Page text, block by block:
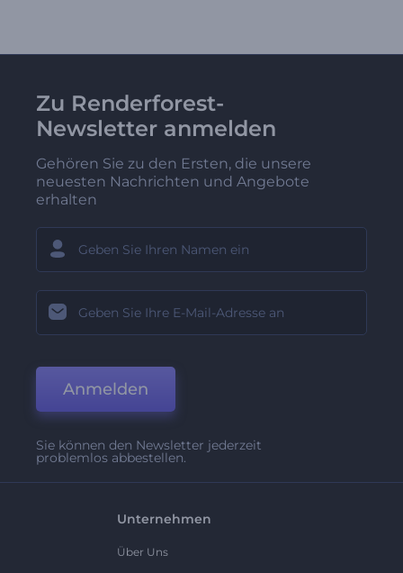
Zu Renderforest-
Newsletter anmelden
Gehören Sie zu den Ersten, die unsere
neuesten Nachrichten und Angebote
erhalten
Anmelden
Sie können den Newsletter jederzeit
problemlos abbestellen.
Unternehmen
Über Uns